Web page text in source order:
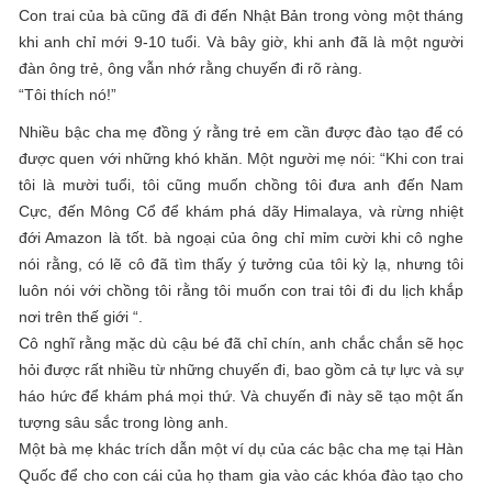
Con trai của bà cũng đã đi đến Nhật Bản trong vòng một tháng
khi anh chỉ mới 9-10 tuổi. Và bây giờ, khi anh đã là một người
đàn ông trẻ, ông vẫn nhớ rằng chuyến đi rõ ràng.
“Tôi thích nó!”
Nhiều bậc cha mẹ đồng ý rằng trẻ em cần được đào tạo để có
được quen với những khó khăn. Một người mẹ nói: “Khi con trai
tôi là mười tuổi, tôi cũng muốn chồng tôi đưa anh đến Nam
Cực, đến Mông Cổ để khám phá dãy Himalaya, và rừng nhiệt
đới Amazon là tốt. bà ngoại của ông chỉ mỉm cười khi cô nghe
nói rằng, có lẽ cô đã tìm thấy ý tưởng của tôi kỳ lạ, nhưng tôi
luôn nói với chồng tôi rằng tôi muốn con trai tôi đi du lịch khắp
nơi trên thế giới “.
Cô nghĩ rằng mặc dù cậu bé đã chỉ chín, anh chắc chắn sẽ học
hỏi được rất nhiều từ những chuyến đi, bao gồm cả tự lực và sự
háo hức để khám phá mọi thứ. Và chuyến đi này sẽ tạo một ấn
tượng sâu sắc trong lòng anh.
Một bà mẹ khác trích dẫn một ví dụ của các bậc cha mẹ tại Hàn
Quốc để cho con cái của họ tham gia vào các khóa đào tạo cho